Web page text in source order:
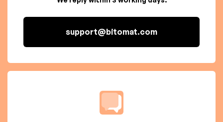
support@bitomat.com